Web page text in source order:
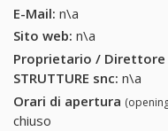
E-Mail: n\a
Sito web: n\a
Proprietario / Direttore
STRUTTURE snc: n\a
Orari di apertura
chiuso